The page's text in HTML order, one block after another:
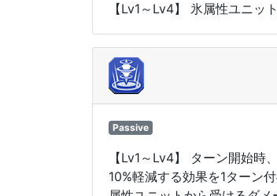
【Lv1～Lv4】 氷属性ユニ
Passive
【Lv1～Lv4】 ターン開始
10%軽減する効果を1ターン